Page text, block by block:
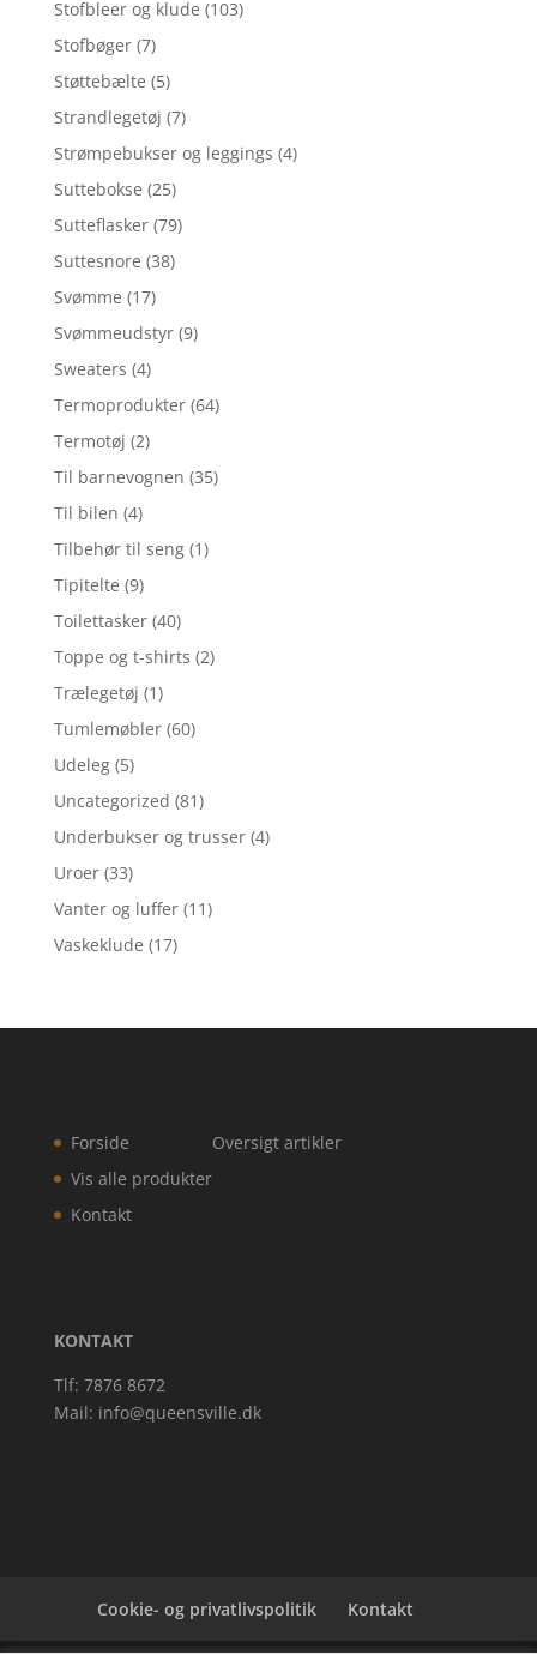
Stofbleer og klude (103)
Stofbøger (7)
Støttebælte (5)
Strandlegetøj (7)
Strømpebukser og leggings (4)
Suttebokse (25)
Sutteflasker (79)
Suttesnore (38)
Svømme (17)
Svømmeudstyr (9)
Sweaters (4)
Termoprodukter (64)
Termotøj (2)
Til barnevognen (35)
Til bilen (4)
Tilbehør til seng (1)
Tipitelte (9)
Toilettasker (40)
Toppe og t-shirts (2)
Trælegetøj (1)
Tumlemøbler (60)
Udeleg (5)
Uncategorized (81)
Underbukser og trusser (4)
Uroer (33)
Vanter og luffer (11)
Vaskeklude (17)
Forside
Vis alle produkter
Kontakt
Oversigt artikler
KONTAKT
Tlf: 7876 8672
Mail: info@queensville.dk
Cookie- og privatlivspolitik Kontakt